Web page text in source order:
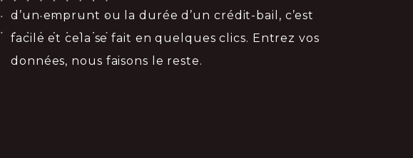
d’un emprunt ou la durée d’un crédit-bail, c’est
facile et cela se fait en quelques clics. Entrez vos
données, nous faisons le reste.